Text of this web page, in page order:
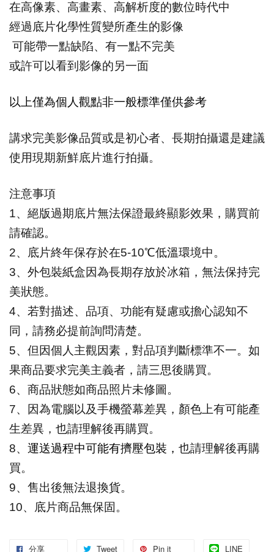
在高像素、高畫素、高解析度的數位時代中
經過底片化學性質變所產生的影像
可能帶一點缺陷、有一點不完美
或許可以看到影像的另一面
以上僅為個人觀點非一般標準僅供參考
講求完美影像品質或是初心者、長期拍攝還是建議
使用現期新鮮底片進行拍攝。
注意事項
1、絕版過期底片無法保證最終顯影效果，購買前
請確認。
2、底片終年保存於在5-10℃低溫環境中。
3、外包裝紙盒因為長期存放於冰箱，無法保持完
美狀態。
4、若對描述、品項、功能有疑慮或擔心認知不
同，請務必提前詢問清楚。
5、但因個人主觀因素，對品項判斷標準不一。如
果商品要求完美主義者，請三思後購買。
6、商品狀態如商品照片未修圖。
7、因為電腦以及手機螢幕差異，顏色上有可能產
生差異，也請理解後再購買。
8、 運送過程中可能有擠壓包裝， 也請理解後再購
買。
9、售出後無法退換貨。
10、底片商品無保固。
分享 Tweet Pin it LINE